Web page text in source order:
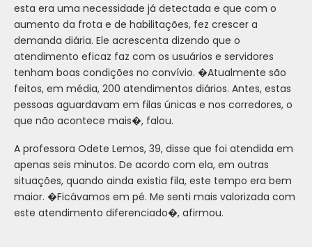
esta era uma necessidade já detectada e que com o
aumento da frota e de habilitações, fez crescer a
demanda diária. Ele acrescenta dizendo que o
atendimento eficaz faz com os usuários e servidores
tenham boas condições no convívio. �Atualmente são
feitos, em média, 200 atendimentos diários. Antes, estas
pessoas aguardavam em filas únicas e nos corredores, o
que não acontece mais�, falou.
A professora Odete Lemos, 39, disse que foi atendida em
apenas seis minutos. De acordo com ela, em outras
situações, quando ainda existia fila, este tempo era bem
maior. �Ficávamos em pé. Me senti mais valorizada com
este atendimento diferenciado�, afirmou.